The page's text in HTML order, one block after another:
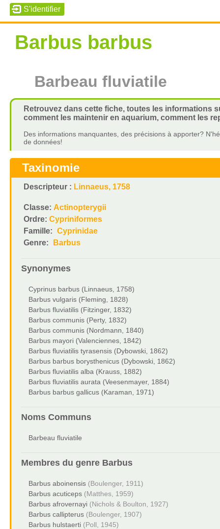
Barbus barbus
Barbeau fluviatile
Retrouvez dans cette fiche, toutes les informations
comment les maintenir en aquarium, comment les
Des informations manquantes, des précisions à apporter?
de données!
Taxinomie
Descripteur : Linnaeus, 1758
Classe: Actinopterygii
Ordre: Cypriniformes
Famille: Cyprinidae
Genre:
Barbus
Synonymes
Cyprinus barbus (Linnaeus, 1758)
Barbus vulgaris (Fleming, 1828)
Barbus fluviatilis (Fitzinger, 1832)
Barbus communis (Perty, 1832)
Barbus communis (Nordmann, 1840)
Barbus mayori (Valenciennes, 1842)
Barbus fluviatilis tyrasensis (Dybowski, 1862)
Barbus barbus borysthenicus (Dybowski, 1862)
Barbus fluviatilis alba (Krauss, 1882)
Barbus fluviatilis aurata (Veesenmayer, 1884)
Barbus barbus gallicus (Karaman, 1971)
Noms Communs
Barbeau fluviatile
Membres du genre Barbus
Barbus aboinensis (Boulenger, 1911)
Barbus acuticeps (Matthes, 1959)
Barbus afrovernayi (Nichols & Boulton, 1927)
Barbus callipterus (Boulenger, 1907)
Barbus hulstaerti (Poll, 1945)